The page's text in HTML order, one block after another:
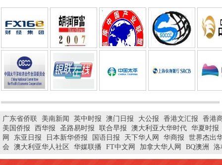
广东省侨联 美南新闻 英中时报 澳门日报 大公报 香港文汇报
香港
美国侨报
西华报 圣路易时报 联合早报 澳大利亚大华时代 华夏时报
网
东亚日报 日本新华侨报 国语日报 天下华人网 华商报
世界杰出
会
澳大利亚华人社区 华媒联播 FT中文网 加拿大华人网 BQ澳洲 洛